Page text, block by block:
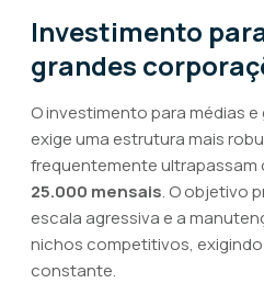
Investimento
grandes
O investimento para médias
exige uma estrutura mais
frequentemente ultrapassam
25.000 mensais. O objetivo
escala agressiva e a
nichos competitivos,
constante.